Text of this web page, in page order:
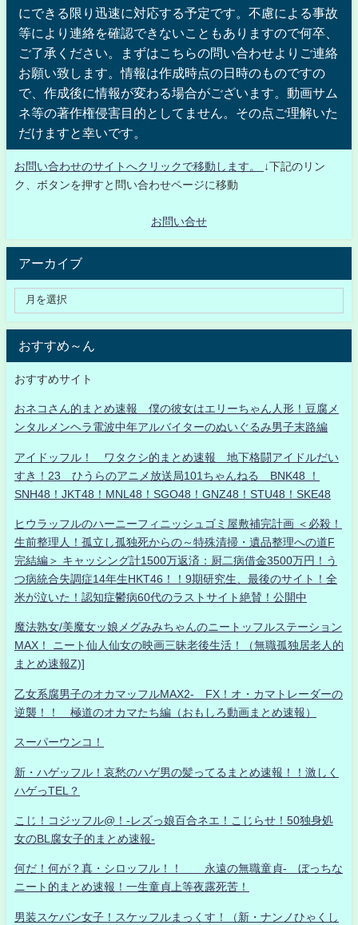
にできる限り迅速に対応する予定です。不慮による事故
等により連絡を確認できないこともありますので何卒、
ご了承ください。まずはこちらの問い合わせよりご連絡
お願い致します。情報は作成時点の日時のものですの
で、作成後に情報が変わる場合がございます。動画サム
ネ等の著作権侵害目的としてません。その点ご理解いた
だけますと幸いです。
お問い合わせのサイトへクリックで移動します。
↓下記のリン
ク、ボタンを押すと問い合わせページに移動
お問い合せ
アーカイブ
おすすめ～ん
おすすめサイト
おネコさん的まとめ速報 僕の彼女はエリーちゃん人形！豆腐メ
ンタルメンヘラ電波中年アルバイターのぬいぐるみ男子末路編
アイドッフル！ ワタクシ的まとめ速報 地下格闘アイドルだい
すき！23 ひうらのアニメ放送局101ちゃんねる BNK48 ！
SNH48！JKT48！MNL48！SGO48！GNZ48！STU48！SKE48
ヒウラッフルのハーニーフィニッシュゴミ屋敷補完計画 ＜必殺！
生前整理人！孤立し孤独死からの～特殊清掃・遺品整理への道F
完結編＞ キャッシング計1500万返済：厨二病借金3500万円！う
つ病統合失調症14年生HKT46！！9期研究生、最後のサイト！全
米が泣いた！認知症鬱病60代のラストサイト絶賛！公開中
魔法熟女/美魔女ッ娘メグみみちゃんのニートッフルステーション
MAX！ ニート仙人仙女の映画三昧老後生活！（無職孤独居老人的
まとめ速報Z)]
乙女系腐男子のオカマッフルMAX2- FX！オ・カマトレーダーの
逆襲！！ 極道のオカマたち編（おもしろ動画まとめ速報）
スーパーウンコ！
新・ハゲッフル！哀愁のハゲ男の髪ってるまとめ速報！！激しく
ハゲっTEL？
こじ！コジッフル@！-レズっ娘百合ネエ！こじらせ！50独身処
女のBL腐女子的まとめ速報-
何だ！何が？真・シロッフル！！ 永遠の無職童貞- ぼっちな
ニート的まとめ速報！一生童貞上等夜露死苦！
男装スケバン女子！スケッフルまっくす！（新・ナンノひゃくし